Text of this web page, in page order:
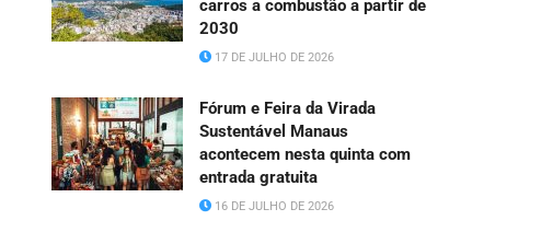
carros a combustão a partir de
2030
17 DE JULHO DE 2026
Fórum e Feira da Virada
Sustentável Manaus
acontecem nesta quinta com
entrada gratuita
16 DE JULHO DE 2026